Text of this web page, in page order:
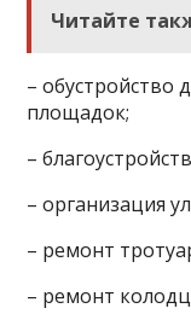
Читайте
– обустройство
площадок;
–
– организация
– ремонт
– ремонт